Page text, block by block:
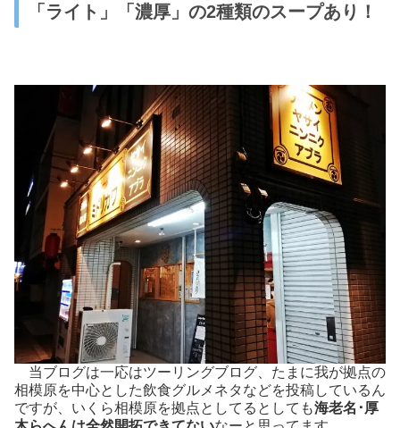
「ライト」「濃厚」の2種類のスープあり！
当ブログは一応はツーリングブログ、たまに我が拠点の
相模原を中心とした飲食グルメネタなどを投稿しているん
ですが、いくら相模原を拠点としてるとしても海老名･厚